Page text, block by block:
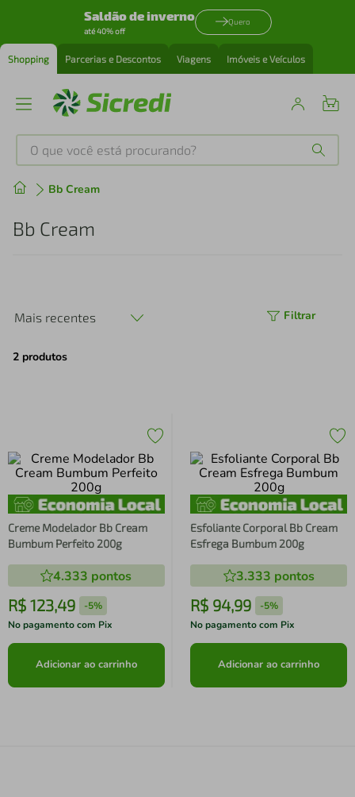
Saldão de inverno
até 40% off
Quero
Shopping Parcerias e Descontos Viagens Imóveis e Veículos
O que você está procurando?
Bb Cream
Bb Cream
Mais recentes Filtrar
2 produtos
Creme Modelador Bb Cream
Bumbum Perfeito 200g
4.333 pontos
R$ 123,49 -5%
No pagamento com Pix
Adicionar ao carrinho
Esfoliante Corporal Bb Cream
Esfrega Bumbum 200g
3.333 pontos
R$ 94,99 -5%
No pagamento com Pix
Adicionar ao carrinho
Produtos mais buscados
1º
perfume
4º air fryer